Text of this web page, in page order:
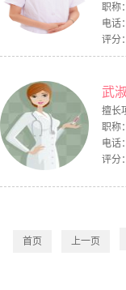
职称
电话：
评分
武
擅长
职称
电话：
评分
首页 上一页